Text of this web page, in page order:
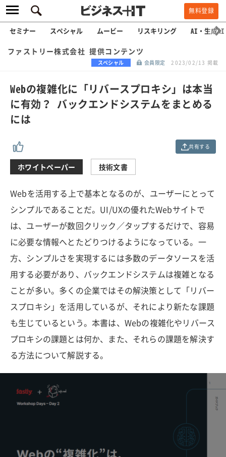
無料登録
セミナー スペシャル ムービー リスキリング AI・生成AI
ファストリー株式会社 提供コンテンツ
スペシャル 会員限定 2023/02/13 掲載
Webの複雑化に「リバースプロキシ」は本当
に有効？ バックエンドシステムをまとめる
には
共有する
ホワイトペーパー 技術文書
Webを活用する上で基本となるのが、ユーザーにとって
シンプルであることだ。UI/UXの優れたWebサイトで
は、ユーザーが数回クリック／タップするだけで、容易
に必要な情報へとたどりつけるようになっている。一
方、シンプルさを実現するには多数のデータソースを活
用する必要があり、バックエンドシステムは複雑となる
ことが多い。多くの企業ではその解決策として「リバー
スプロキシ」を活用しているが、それにより新たな課題
も生じているという。本書は、Webの複雑化やリバース
プロキシの課題とは何か、また、それらの課題を解決す
る方法について解説する。